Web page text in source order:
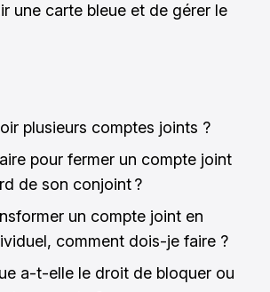
une carte bleue et de gérer le
plusieurs comptes joints ?
pour fermer un compte joint
de son conjoint ?
un compte joint en
comment dois-je faire ?
a-t-elle le droit de bloquer ou